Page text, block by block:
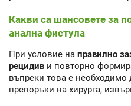
Какви са шансовете за
анална фистула
При условие на правилно
рецидив и повторно
въпреки това е необходимо
препоръки на хирурга,